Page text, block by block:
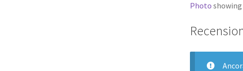
Photo